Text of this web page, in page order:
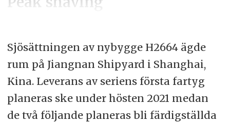
Sjösättningen av nybygge H2664 ägde
rum på Jiangnan Shipyard i Shanghai,
Kina. Leverans av seriens första fartyg
planeras ske under hösten 2021 medan
de två följande planeras bli färdigställda